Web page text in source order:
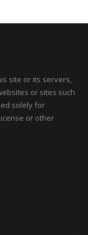
site or its servers,
or sites such
solely for
or other